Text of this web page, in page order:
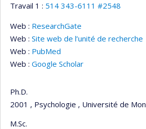
Travail 1 : 514 343-6111 #2548
Web : ResearchGate
Web : Site web de l’unité de recherche
Web : PubMed
Web : Google Scholar
Ph.D.
2001 , Psychologie , Université de
M.Sc.